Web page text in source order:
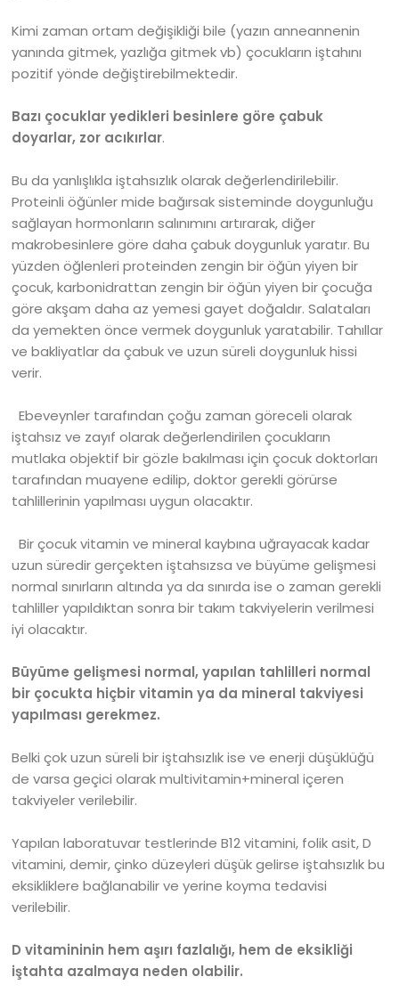
Kimi zaman ortam değişikliği bile (yazın anneannenin
yanında gitmek, yazlığa gitmek vb) çocukların iştahını
pozitif yönde değiştirebilmektedir.
Bazı çocuklar yedikleri besinlere göre çabuk
doyarlar, zor acıkırlar.
Bu da yanlışlıkla iştahsızlık olarak değerlendirilebilir.
Proteinli öğünler mide bağırsak sisteminde doygunluğu
sağlayan hormonların salınımını artırarak, diğer
makrobesinlere göre daha çabuk doygunluk yaratır. Bu
yüzden öğlenleri proteinden zengin bir öğün yiyen bir
çocuk, karbonidrattan zengin bir öğün yiyen bir çocuğa
göre akşam daha az yemesi gayet doğaldır. Salataları
da yemekten önce vermek doygunluk yaratabilir. Tahıllar
ve bakliyatlar da çabuk ve uzun süreli doygunluk hissi
verir.
Ebeveynler tarafından çoğu zaman göreceli olarak
iştahsız ve zayıf olarak değerlendirilen çocukların
mutlaka objektif bir gözle bakılması için çocuk doktorları
tarafından muayene edilip, doktor gerekli görürse
tahlillerinin yapılması uygun olacaktır.
Bir çocuk vitamin ve mineral kaybına uğrayacak kadar
uzun süredir gerçekten iştahsızsa ve büyüme gelişmesi
normal sınırların altında ya da sınırda ise o zaman gerekli
tahliller yapıldıktan sonra bir takım takviyelerin verilmesi
iyi olacaktır.
Büyüme gelişmesi normal,yapılan tahlilleri normal
bir çocukta hiçbir vitamin ya da mineral takviyesi
yapılması gerekmez.
Belki çok uzun süreli bir iştahsızlık ise ve enerji düşüklüğü
de varsa geçici olarak multivitamin+mineral içeren
takviyeler verilebilir.
Yapılan laboratuvar testlerinde B12 vitamini, folik asit, D
vitamini, demir, çinko düzeyleri düşük gelirse iştahsızlık bu
eksikliklere bağlanabilir ve yerine koyma tedavisi
verilebilir.
D vitamininin hem aşırı fazlalığı, hem de eksikliği
iştahta azalmaya neden olabilir.